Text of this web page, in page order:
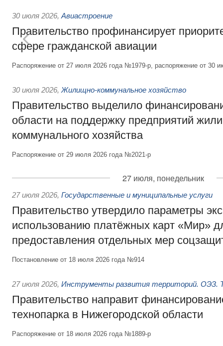
30 июля 2026, Авиастроение
Правительство профинансирует
сфере гражданской авиации
Распоряжение от 27 июля 2026 года №1979-р, распоряжение от 30
30 июля 2026, Жилищно-коммунальное хозяйство
Правительство выделило
области на поддержку предприятий
коммунального хозяйства
Распоряжение от 29 июля 2026 года №2021-р
27 июля, понедельник
27 июля 2026, Государственные и муниципальные услуги
Правительство утвердило параметры
использованию платёжных карт «Мир»
предоставления отдельных мер
Постановление от 18 июля 2026 года №914
27 июля 2026, Инструменты развития территорий. ОЭЗ.
Правительство направит
технопарка в Нижегородской области
Распоряжение от 18 июля 2026 года №1889-р